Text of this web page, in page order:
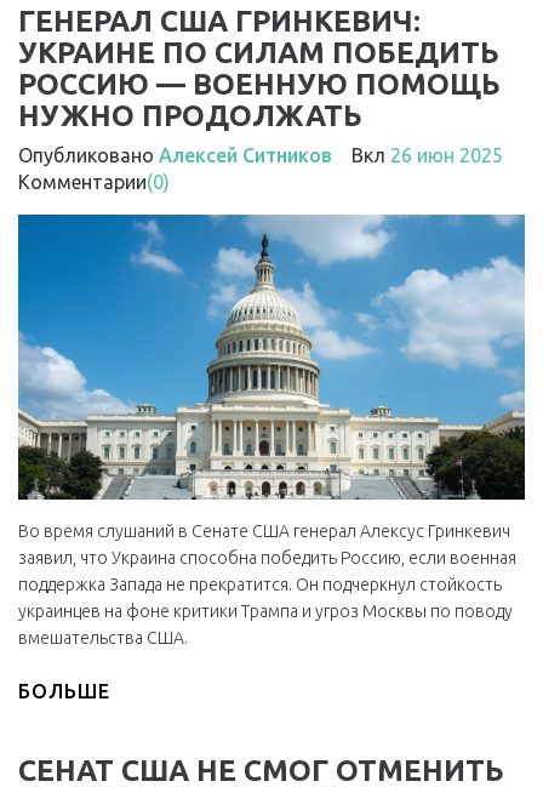
ГЕНЕРАЛ США ГРИНКЕВИЧ:
УКРАИНЕ ПО СИЛАМ ПОБЕДИТЬ
РОССИЮ — ВОЕННУЮ ПОМОЩЬ
НУЖНО ПРОДОЛЖАТЬ
Опубликовано Алексей Ситников Вкл 26 июн 2025
Комментарии(0)
Во время слушаний в Сенате США генерал Алексус Гринкевич
заявил, что Украина способна победить Россию, если военная
поддержка Запада не прекратится. Он подчеркнул стойкость
украинцев на фоне критики Трампа и угроз Москвы по поводу
вмешательства США.
БОЛЬШЕ
СЕНАТ США НЕ СМОГ ОТМЕНИТЬ